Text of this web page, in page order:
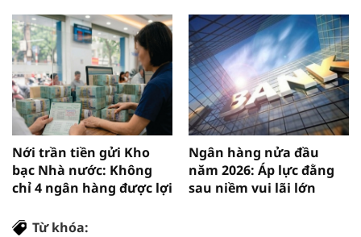
Nới trần tiền gửi Kho
bạc Nhà nước: Không
chỉ 4 ngân hàng được lợi
Ngân hàng nửa đầu
năm 2026: Áp lực đằng
sau niềm vui lãi lớn
Từ khóa: